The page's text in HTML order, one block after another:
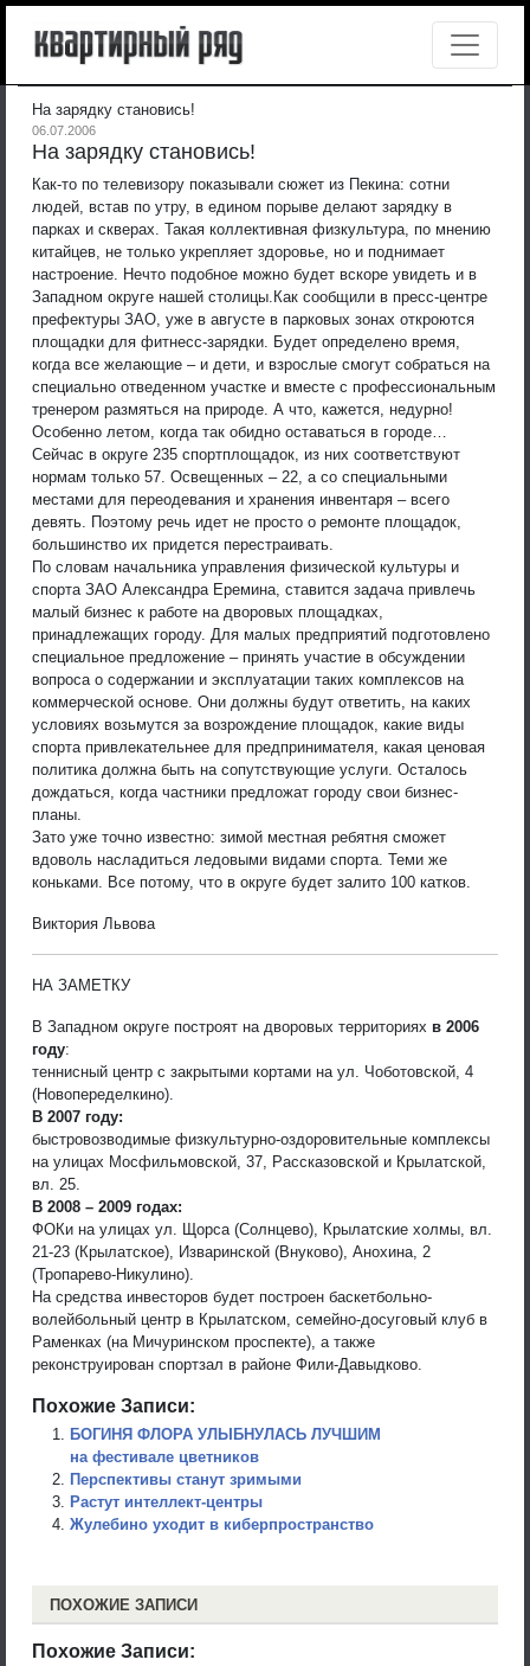
На зарядку становись!
06.07.2006
На зарядку становись!
Как-то по телевизору показывали сюжет из Пекина: сотни
людей, встав по утру, в едином порыве делают зарядку в
парках и скверах. Такая коллективная физкультура, по мнению
китайцев, не только укрепляет здоровье, но и поднимает
настроение. Нечто подобное можно будет вскоре увидеть и в
Западном округе нашей столицы. Как сообщили в пресс-центре
префектуры ЗАО, уже в августе в парковых зонах откроются
площадки для фитнесс-зарядки. Будет определено время,
когда все желающие – и дети, и взрослые смогут собраться на
специально отведенном участке и вместе с профессиональным
тренером размяться на природе. А что, кажется, недурно!
Особенно летом, когда так обидно оставаться в городе…
Сейчас в округе 235 спортплощадок, из них соответствуют
нормам только 57. Освещенных – 22, а со специальными
местами для переодевания и хранения инвентаря – всего
девять. Поэтому речь идет не просто о ремонте площадок,
большинство их придется перестраивать.
По словам начальника управления физической культуры и
спорта ЗАО Александра Еремина, ставится задача привлечь
малый бизнес к работе на дворовых площадках,
принадлежащих городу. Для малых предприятий подготовлено
специальное предложение – принять участие в обсуждении
вопроса о содержании и эксплуатации таких комплексов на
коммерческой основе. Они должны будут ответить, на каких
условиях возьмутся за возрождение площадок, какие виды
спорта привлекательнее для предпринимателя, какая ценовая
политика должна быть на сопутствующие услуги. Осталось
дождаться, когда частники предложат городу свои бизнес-
планы.
Зато уже точно известно: зимой местная ребятня сможет
вдоволь насладиться ледовыми видами спорта. Теми же
коньками. Все потому, что в округе будет залито 100 катков.
Виктория Львова
НА ЗАМЕТКУ
В Западном округе построят на дворовых территориях в 2006
году:
теннисный центр с закрытыми кортами на ул. Чоботовской, 4
(Новопеределкино).
В 2007 году:
быстровозводимые физкультурно-оздоровительные комплексы
на улицах Мосфильмовской, 37, Рассказовской и Крылатской,
вл. 25.
В 2008 – 2009 годах:
ФОКи на улицах ул. Щорса (Солнцево), Крылатские холмы, вл.
21-23 (Крылатское), Изваринской (Внуково), Анохина, 2
(Тропарево-Никулино).
На средства инвесторов будет построен баскетбольно-
волейбольный центр в Крылатском, семейно-досуговый клуб в
Раменках (на Мичуринском проспекте), а также
реконструирован спортзал в районе Фили-Давыдково.
Похожие Записи:
БОГИНЯ ФЛОРА УЛЫБНУЛАСЬ ЛУЧШИМ
на фестивале цветников
Перспективы станут зримыми
Растут интеллект-центры
Жулебино уходит в киберпространство
ПОХОЖИЕ ЗАПИСИ
Похожие Записи: